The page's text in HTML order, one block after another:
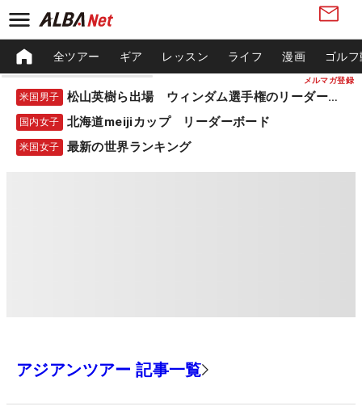
メルマガ登録
全ツアー ギア レッスン ライフ 漫画 ゴル
米国男子 松山英樹ら出場 ウィンダム選手権のリーダーボード
国内女子 北海道meijiカップ リーダーボード
米国女子 最新の世界ランキング
アジアンツアー 記事一覧